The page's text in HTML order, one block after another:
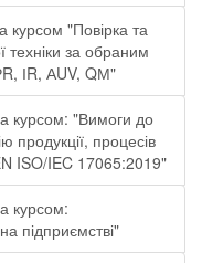
курсом "Повірка та
техніки за обраним
ІR, АUV, QМ"
курсом: "Вимоги до
продукції, процесів
ISO/IEC 17065:2019"
курсом:
підприємстві"